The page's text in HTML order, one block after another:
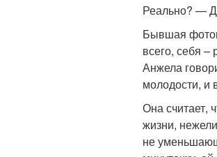
Реально? —
Бывшая
всего, себя
Анжела
молодости, и
Она считает,
жизни,
не